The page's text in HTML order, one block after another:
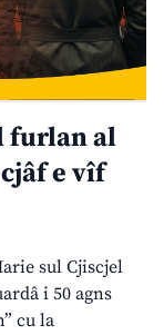
furlan al
e vîf
sul Cjiscjel
i 50 agns
cu la